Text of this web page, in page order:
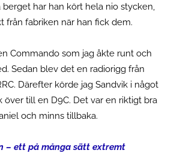
berget har han kört hela nio stycken,
från fabriken när han fick dem.
Commando som jag åkte runt och
Sedan blev det en radiorigg från
Därefter körde jag Sandvik i något
över till en D9C. Det var en riktigt bra
och minns tillbaka.
– ett på många sätt extremt